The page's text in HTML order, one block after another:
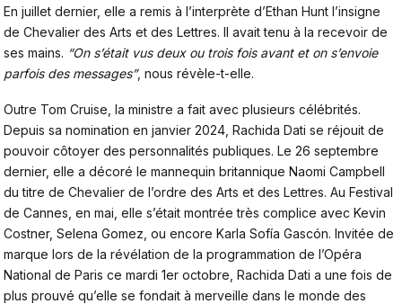
En juillet dernier, elle a remis à l’interprète d’Ethan Hunt l’insigne
de Chevalier des Arts et des Lettres. Il avait tenu à la recevoir de
ses mains. “On s’était vus deux ou trois fois avant et on s’envoie
parfois des messages”, nous révèle-t-elle.
Outre Tom Cruise , la ministre a fait avec plusieurs célébrités.
Depuis sa nomination en janvier 2024, Rachida Dati se réjouit de
pouvoir côtoyer des personnalités publiques. Le 26 septembre
dernier, elle a décoré le mannequin britannique Naomi Campbell
du titre de Chevalier de l’ordre des Arts et des Lettres. Au Festival
de Cannes, en mai, elle s’était montrée très complice avec Kevin
Costner, Selena Gomez, ou encore Karla Sofía Gascón. Invitée de
marque lors de la révélation de la programmation de l’Opéra
National de Paris ce mardi 1er octobre, Rachida Dati a une fois de
plus prouvé qu’elle se fondait à merveille dans le monde des